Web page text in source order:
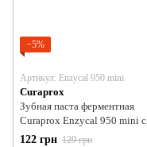
−5%
Артикул: Enzycal 950 mini
Curaprox
Зубная паста ферментная
Curaprox Enzycal 950 mini с
фтором, 10 мл., RDA - 30
122 грн 129 грн